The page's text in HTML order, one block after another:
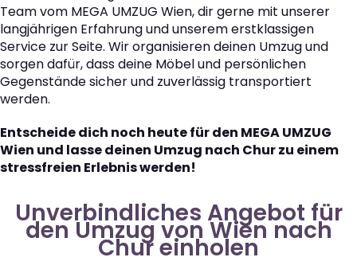
Team vom MEGA UMZUG Wien, dir gerne mit unserer
langjährigen Erfahrung und unserem erstklassigen
Service zur Seite. Wir organisieren deinen Umzug und
sorgen dafür, dass deine Möbel und persönlichen
Gegenstände sicher und zuverlässig transportiert
werden.
Entscheide dich noch heute für den MEGA UMZUG
Wien und lasse deinen Umzug nach Chur zu einem
stressfreien Erlebnis werden!
Unverbindliches Angebot für
den Umzug von Wien nach
Chur einholen